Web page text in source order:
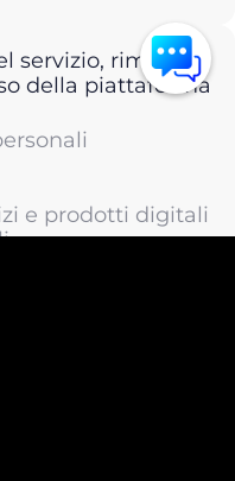
servizio, rimborsi
della piattaforma
e prodotti digitali